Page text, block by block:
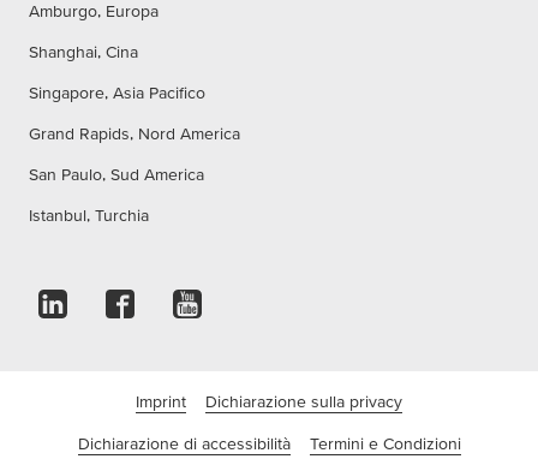
Amburgo, Europa
Shanghai, Cina
Singapore, Asia Pacifico
Grand Rapids, Nord America
San Paulo, Sud America
Istanbul, Turchia
Imprint Dichiarazione sulla privacy
Dichiarazione di accessibilità Termini e Condizioni